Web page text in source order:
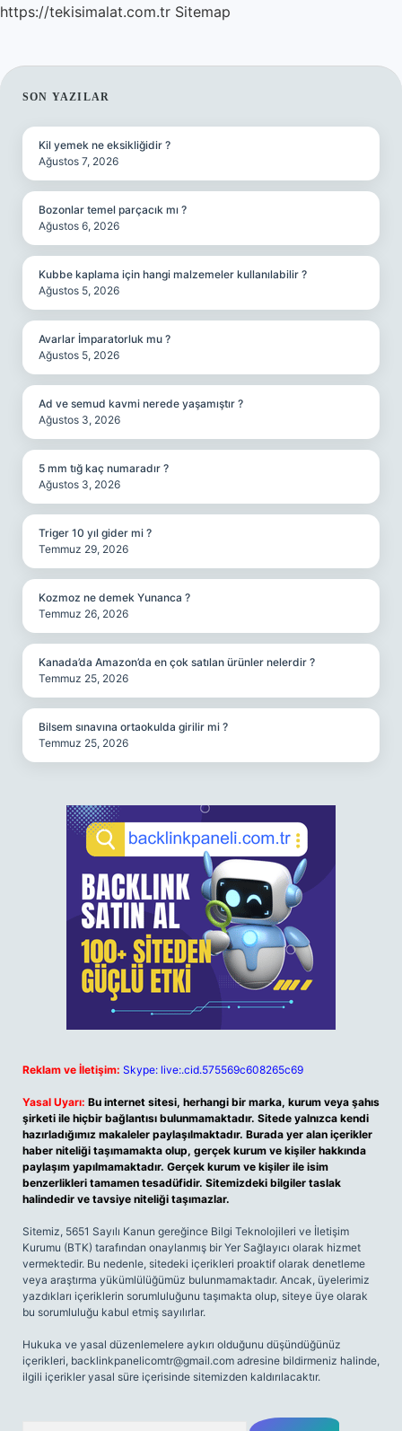
https://tekisimalat.com.tr Sitemap
SIDEBAR
SON YAZILAR
Kil yemek ne eksikliğidir ?
Ağustos 7, 2026
Bozonlar temel parçacık mı ?
Ağustos 6, 2026
Kubbe kaplama için hangi malzemeler kullanılabilir ?
Ağustos 5, 2026
Avarlar İmparatorluk mu ?
Ağustos 5, 2026
Ad ve semud kavmi nerede yaşamıştır ?
Ağustos 3, 2026
5 mm tığ kaç numaradır ?
Ağustos 3, 2026
Triger 10 yıl gider mi ?
Temmuz 29, 2026
Kozmoz ne demek Yunanca ?
Temmuz 26, 2026
Kanada’da Amazon’da en çok satılan ürünler nelerdir ?
Temmuz 25, 2026
Bilsem sınavına ortaokulda girilir mi ?
Temmuz 25, 2026
Reklam ve İletişim: Skype: live:.cid.575569c608265c69
Yasal Uyarı: Bu internet sitesi, herhangi bir marka, kurum veya şahıs
şirketi ile hiçbir bağlantısı bulunmamaktadır. Sitede yalnızca kendi
hazırladığımız makaleler paylaşılmaktadır. Burada yer alan içerikler
haber niteliği taşımamakta olup, gerçek kurum ve kişiler hakkında
paylaşım yapılmamaktadır. Gerçek kurum ve kişiler ile isim
benzerlikleri tamamen tesadüfidir. Sitemizdeki bilgiler taslak
halindedir ve tavsiye niteliği taşımazlar.
Sitemiz, 5651 Sayılı Kanun gereğince Bilgi Teknolojileri ve İletişim
Kurumu (BTK) tarafından onaylanmış bir Yer Sağlayıcı olarak hizmet
vermektedir. Bu nedenle, sitedeki içerikleri proaktif olarak denetleme
veya araştırma yükümlülüğümüz bulunmamaktadır. Ancak, üyelerimiz
yazdıkları içeriklerin sorumluluğunu taşımakta olup, siteye üye olarak
bu sorumluluğu kabul etmiş sayılırlar.
Hukuka ve yasal düzenlemelere aykırı olduğunu düşündüğünüz
içerikleri, backlinkpanelicomtr@gmail.com adresine bildirmeniz halinde,
ilgili içerikler yasal süre içerisinde sitemizden kaldırılacaktır.